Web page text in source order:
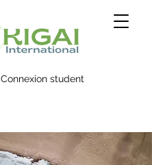
Connexion student